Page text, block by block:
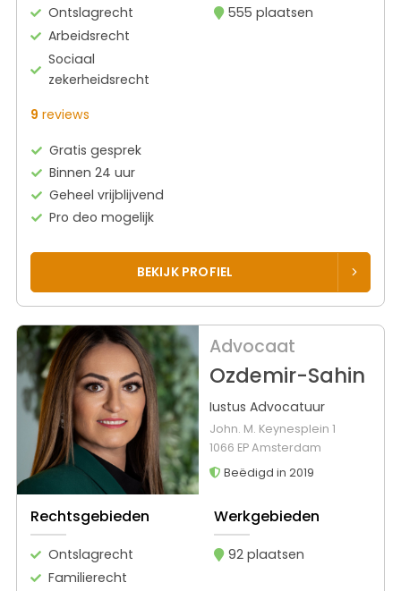
Ontslagrecht
Arbeidsrecht
Sociaal
zekerheidsrecht
555 plaatsen
9 reviews
Gratis gesprek
Binnen 24 uur
Geheel vrijblijvend
Pro deo mogelijk
BEKIJK PROFIEL
Advocaat
Ozdemir-Sahin
Iustus Advocatuur
John. M. Keynesplein 1
1066 EP Amsterdam
Beëdigd in 2019
Rechtsgebieden
Ontslagrecht
Familierecht
Werkgebieden
92 plaatsen